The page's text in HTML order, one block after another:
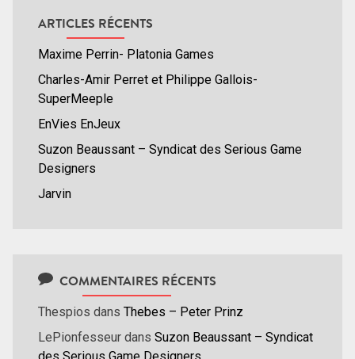
ARTICLES RÉCENTS
Maxime Perrin- Platonia Games
Charles-Amir Perret et Philippe Gallois-
SuperMeeple
EnVies EnJeux
Suzon Beaussant – Syndicat des Serious Game
Designers
Jarvin
COMMENTAIRES RÉCENTS
Thespios dans Thebes – Peter Prinz
LePionfesseur dans Suzon Beaussant – Syndicat